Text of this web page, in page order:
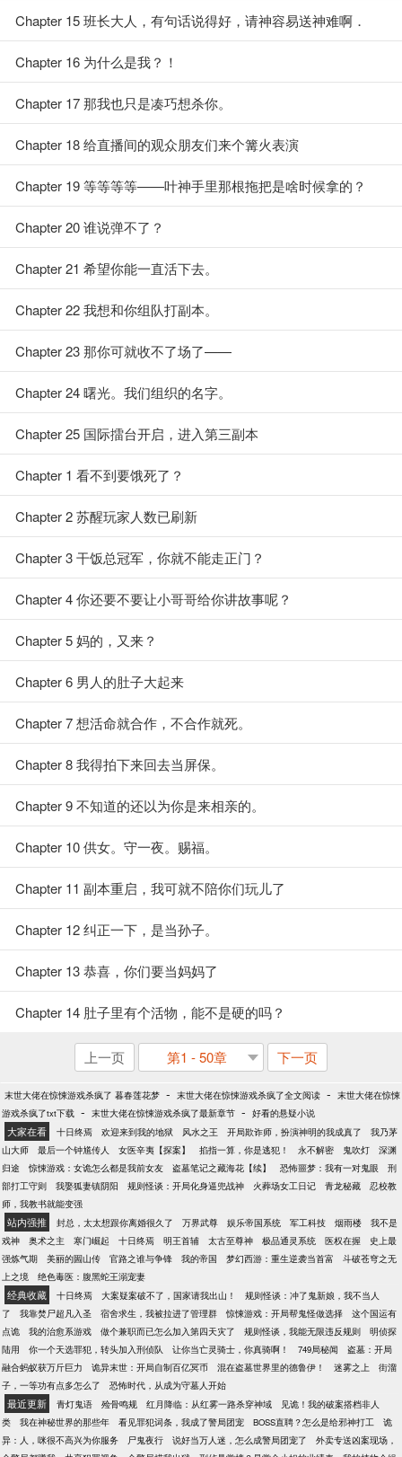
Chapter 15 班长大人，有句话说得好，请神容易送神难啊．
Chapter 16 为什么是我？！
Chapter 17 那我也只是凑巧想杀你。
Chapter 18 给直播间的观众朋友们来个篝火表演
Chapter 19 等等等等——叶神手里那根拖把是啥时候拿的？
Chapter 20 谁说弹不了？
Chapter 21 希望你能一直活下去。
Chapter 22 我想和你组队打副本。
Chapter 23 那你可就收不了场了——
Chapter 24 曙光。我们组织的名字。
Chapter 25 国际擂台开启，进入第三副本
Chapter 1 看不到要饿死了？
Chapter 2 苏醒玩家人数已刷新
Chapter 3 干饭总冠军，你就不能走正门？
Chapter 4 你还要不要让小哥哥给你讲故事呢？
Chapter 5 妈的，又来？
Chapter 6 男人的肚子大起来
Chapter 7 想活命就合作，不合作就死。
Chapter 8 我得拍下来回去当屏保。
Chapter 9 不知道的还以为你是来相亲的。
Chapter 10 供女。守一夜。赐福。
Chapter 11 副本重启，我可就不陪你们玩儿了
Chapter 12 纠正一下，是当孙子。
Chapter 13 恭喜，你们要当妈妈了
Chapter 14 肚子里有个活物，能不是硬的吗？
上一页 第1 - 50章 下一页
末世大佬在惊悚游戏杀疯了 暮春莲花梦 - 末世大佬在惊悚游戏杀疯了全文阅读 - 末世大佬在惊悚
游戏杀疯了txt下载 - 末世大佬在惊悚游戏杀疯了最新章节 - 好看的悬疑小说
大家在看 十日终焉 欢迎来到我的地狱 风水之王 开局欺诈师，扮演神明的我成真了
我乃茅
山大师
最后一个钟馗传人 女医辛夷【探案】 掐指一算，你是逃犯！ 永不解密 鬼吹灯
深渊
归途
惊悚游戏：女诡怎么都是我前女友 盗墓笔记之藏海花【续】 恐怖噩梦：我有一对鬼眼
刑
部打工守则
我娶狐妻镇阴阳 规则怪谈：开局化身逼兜战神 火葬场女工日记 青龙秘藏
忍校教
师，我教书就能变强
站内强推 封总，太太想跟你离婚很久了 万界武尊 娱乐帝国系统 军工科技 烟雨楼
我不是
戏神
奥术之主 寒门崛起 十日终焉 明王首辅 太古至尊神 极品通灵系统 医权在握
史上最
强炼气期
美丽的圌山传 官路之谁与争锋 我的帝国 梦幻西游：重生逆袭当首富
斗破苍穹之无
上之境
绝色毒医：腹黑蛇王溺宠妻
经典收藏 十日终焉 大案疑案破不了，国家请我出山！
规则怪谈：冲了鬼新娘，我不当人
了
我靠焚尸超凡入圣 宿舍求生，我被拉进了管理群 惊悚游戏：开局帮鬼怪做选择
这个国运有
点诡
我的治愈系游戏 做个兼职而已怎么加入第四天灾了 规则怪谈，我能无限违反规则
明侦探
陆用
你一个天选罪犯，转头加入刑侦队 让你当亡灵骑士，你真骑啊！ 749局秘闻
盗墓：开局
融合蚂蚁获万斤巨力
诡异末世：开局自制百亿冥币 混在盗墓世界里的德鲁伊！ 迷雾之上
街溜
子，一等功有点多怎么了
恐怖时代，从成为守墓人开始
最近更新 青灯鬼语 殓骨鸣规 红月降临：从红雾一路杀穿神域
见诡！我的破案搭档非人
类
我在神秘世界的那些年 看见罪犯词条，我成了警局团宠 BOSS直聘？怎么是给邪神打工
诡
异：人，咪很不高兴为你服务
尸鬼夜行 说好当万人迷，怎么成警局团宠了
外卖专送凶案现场，